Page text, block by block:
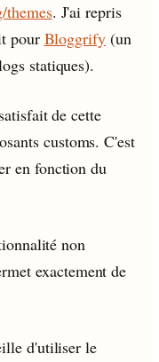
. J'ai repris
pour Bloggrify (un
statiques).
de cette
customs. C'est
en fonction du
non
exactement de
d'utiliser le